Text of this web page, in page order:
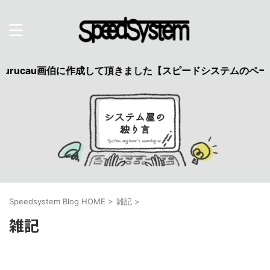
画伯に作成して頂きました【スピードシステムのページを
Speedsystem Blog HOME > 雑記 >
雑記